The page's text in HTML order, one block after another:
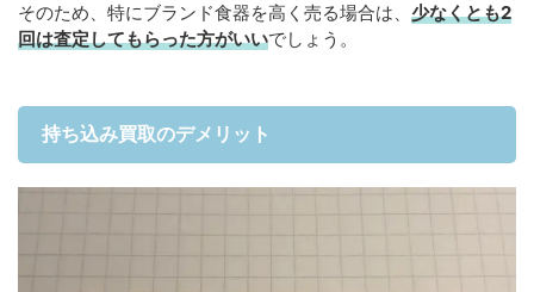
そのため、特にブランド食器を高く売る場合は、 少なくとも2
回は査定してもらった方がいいでしょう。
持ち込み買取のデメリット